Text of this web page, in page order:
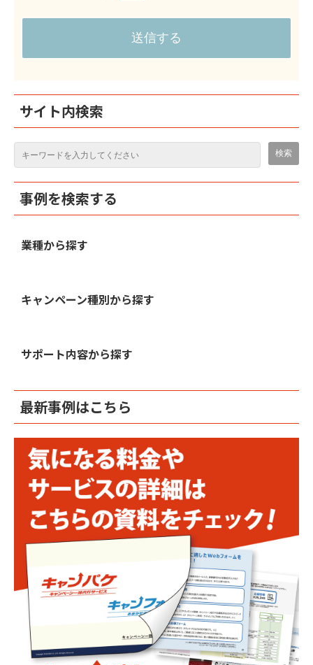
サイト内検索
事例を検索する
業種から探す
キャンペーン種別から探す
サポート内容から探す
最新事例はこちら